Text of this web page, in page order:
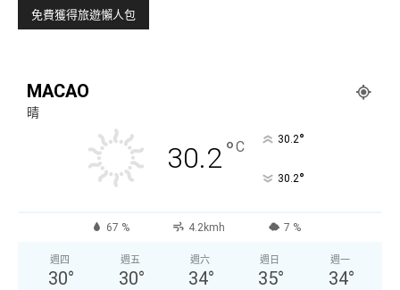
MACAO
晴
30.2°C 30.2°
30.2°
67 % 4.2kmh 7 %
週四
30°
週五
30°
週六
34°
週日
35°
週一
34°